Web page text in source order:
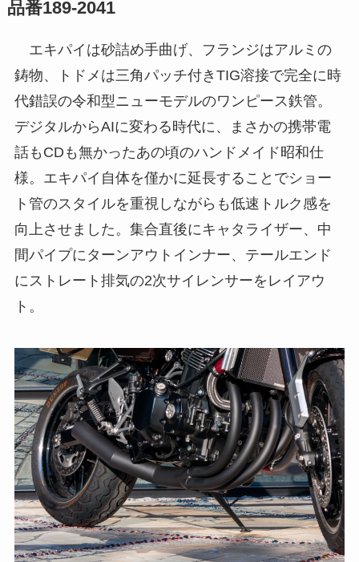
品番189-2041
エキパイは砂詰め手曲げ、フランジはアルミの
鋳物、トドメは三角パッチ付きTIG溶接で完全に時
代錯誤の令和型ニューモデルのワンピース鉄管。
デジタルからAIに変わる時代に、まさかの携帯電
話もCDも無かったあの頃のハンドメイド昭和仕
様。エキパイ自体を僅かに延長することでショー
ト管のスタイルを重視しながらも低速トルク感を
向上させました。集合直後にキャタライザー、中
間パイプにターンアウトインナー、テールエンド
にストレート排気の2次サイレンサーをレイアウ
ト。